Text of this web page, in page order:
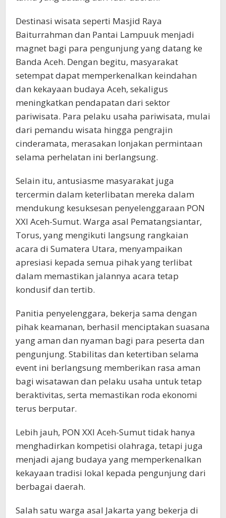
Destinasi wisata seperti Masjid Raya
Baiturrahman dan Pantai Lampuuk menjadi
magnet bagi para pengunjung yang datang ke
Banda Aceh. Dengan begitu, masyarakat
setempat dapat memperkenalkan keindahan
dan kekayaan budaya Aceh, sekaligus
meningkatkan pendapatan dari sektor
pariwisata. Para pelaku usaha pariwisata, mulai
dari pemandu wisata hingga pengrajin
cinderamata, merasakan lonjakan permintaan
selama perhelatan ini berlangsung.
Selain itu, antusiasme masyarakat juga
tercermin dalam keterlibatan mereka dalam
mendukung kesuksesan penyelenggaraan PON
XXI Aceh-Sumut. Warga asal Pematangsiantar,
Torus, yang mengikuti langsung rangkaian
acara di Sumatera Utara, menyampaikan
apresiasi kepada semua pihak yang terlibat
dalam memastikan jalannya acara tetap
kondusif dan tertib.
Panitia penyelenggara, bekerja sama dengan
pihak keamanan, berhasil menciptakan suasana
yang aman dan nyaman bagi para peserta dan
pengunjung. Stabilitas dan ketertiban selama
event ini berlangsung memberikan rasa aman
bagi wisatawan dan pelaku usaha untuk tetap
beraktivitas, serta memastikan roda ekonomi
terus berputar.
Lebih jauh, PON XXI Aceh-Sumut tidak hanya
menghadirkan kompetisi olahraga, tetapi juga
menjadi ajang budaya yang memperkenalkan
kekayaan tradisi lokal kepada pengunjung dari
berbagai daerah.
Salah satu warga asal Jakarta yang bekerja di